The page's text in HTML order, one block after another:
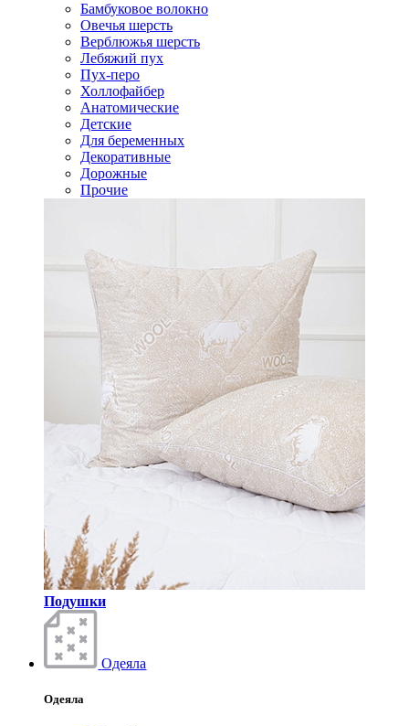
Бамбуковое волокно
Овечья шерсть
Верблюжья шерсть
Лебяжий пух
Пух-перо
Холлофайбер
Анатомические
Детские
Для беременных
Декоративные
Дорожные
Прочие
Подушки
Одеяла
Одеяла